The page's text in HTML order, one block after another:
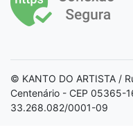
© KANTO DO ARTISTA /
Centenário - CEP 05365-
33.268.082/0001-09